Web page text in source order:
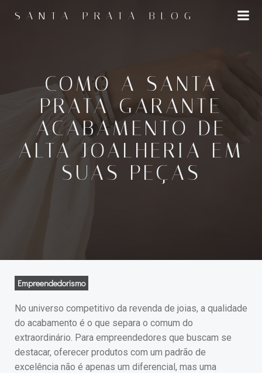
para
SANTA PRATA BLOG
COMO A SANTA
PRATA GARANTE
ACABAMENTO DE
ALTA JOALHERIA EM
SUAS PEÇAS
Empreendedorismo
No universo competitivo da revenda de joias, a qualidade
do acabamento é o que separa o comum do
extraordinário. Para empreendedores que buscam se
destacar, oferecer produtos com um padrão de
excelência não é apenas um diferencial, mas uma